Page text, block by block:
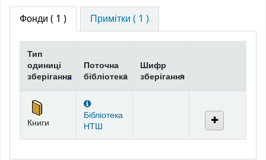
Фонди ( 1 ) Примітки ( 1 )
Фонди
Тип
одиниці
зберігання
Поточна
бібліотека
Шифр
зберігання
Книги
Бібліотека
НТШ